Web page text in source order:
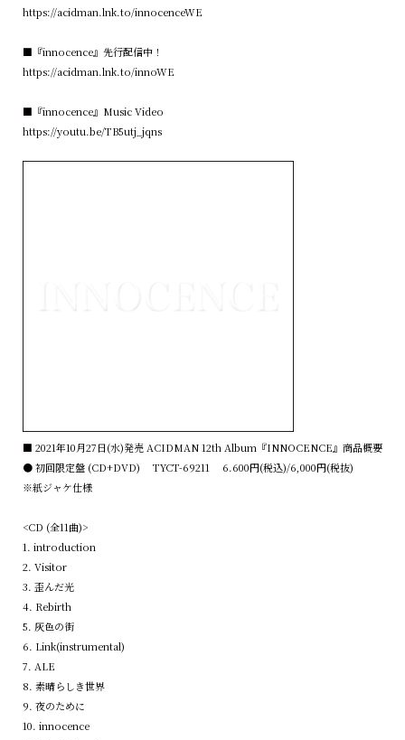
https://acidman.lnk.to/innocenceWE
■『innocence』先行配信中！
https://acidman.lnk.to/innoWE
■『innocence』Music Video
https://youtu.be/TB5utj_jqns
■ 2021年10月27日(水)発売 ACIDMAN 12th Album『INNOCENCE』商品概要
● 初回限定盤 (CD+DVD) TYCT-69211 6.600円(税込)/6,000円(税抜)
※紙ジャケ仕様
<CD (全11曲)>
1. introduction
2. Visitor
3. 歪んだ光
4. Rebirth
5. 灰色の街
6. Link(instrumental)
7. ALE
8. 素晴らしき世界
9. 夜のために
10. innocence